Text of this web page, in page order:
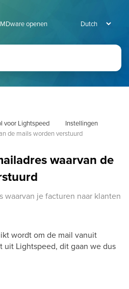
MDware openen
voor Lightspeed
Instellingen
de mails worden verstuurd
waarvan de
waarvan je facturen naar klanten
wordt om de mail vanuit
uit Lightspeed, dit gaan we dus